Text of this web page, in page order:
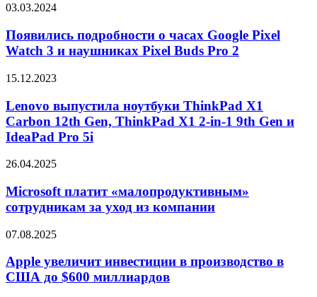
Air
Появились
о
часах
Google
Watch
и
наушниках
Pixel
Buds
Pro
03.03.2024
Появились подробности о часах Google Pixel
Watch 3 и наушниках Pixel Buds Pro 2
Lenovo
ноутбуки
ThinkPad
X1
Carbon
Gen,
X1
2-
1
Gen
и
IdeaPad
15.12.2023
Lenovo выпустила ноутбуки ThinkPad X1
Carbon 12th Gen, ThinkPad X1 2-in-1 9th Gen и
IdeaPad Pro 5i
Microsoft
«малопродуктивным»
сотрудникам
за
из
26.04.2025
Microsoft платит «малопродуктивным»
сотрудникам за уход из компании
Apple
инвестиции
в
производство
07.08.2025
Apple увеличит инвестиции в производство в
США до $600 миллиардов